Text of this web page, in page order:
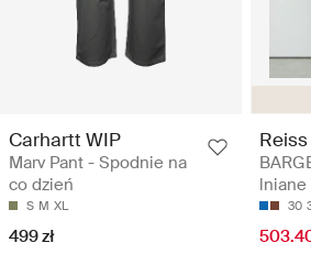
Carhartt WIP
Marv Pant - Spodnie na
co dzień
S M XL
499 zł
Reiss
lniane
30